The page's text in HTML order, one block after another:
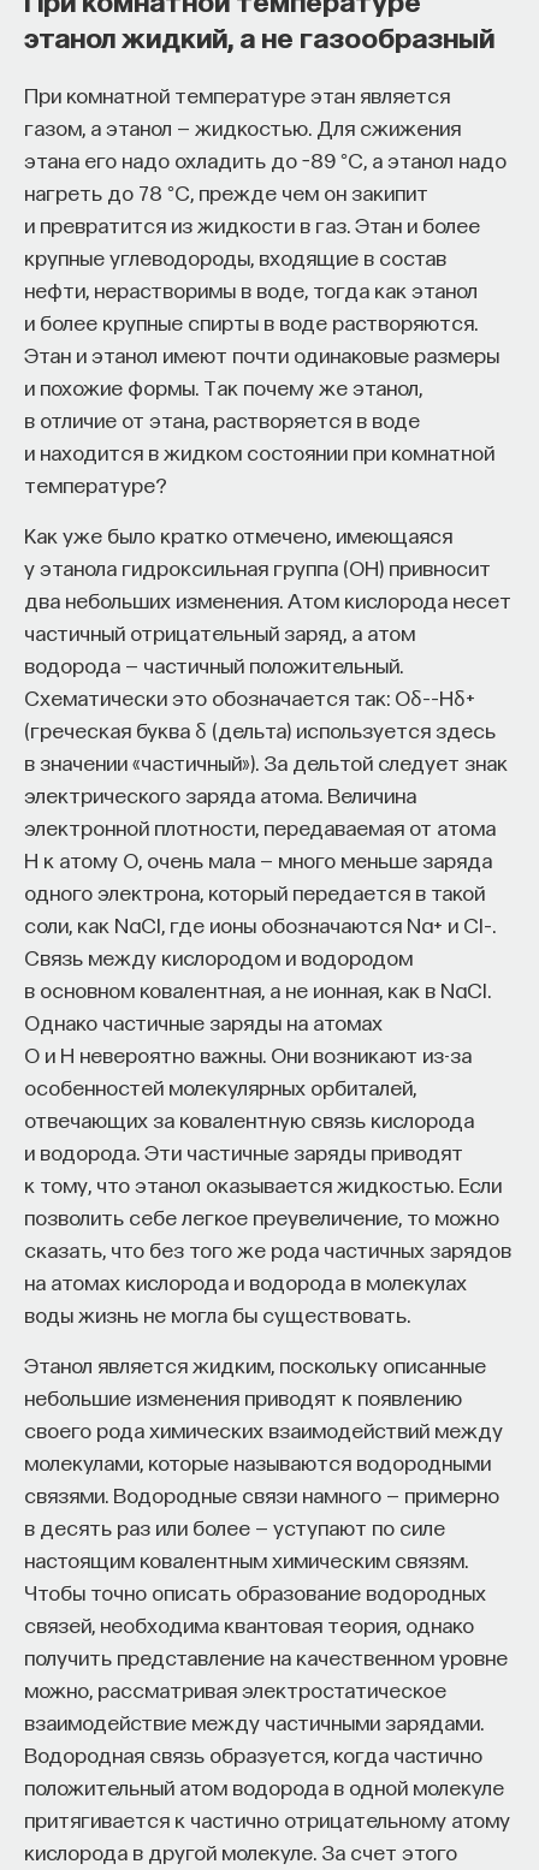
этанол жидкий, а не газообразный
При комнатной температуре этан является
газом, а этанол — жидкостью. Для сжижения
этана его надо охладить до −89 °C, а этанол надо
нагреть до 78 °C, прежде чем он закипит
и превратится из жидкости в газ. Этан и более
крупные углеводороды, входящие в состав
нефти, нерастворимы в воде, тогда как этанол
и более крупные спирты в воде растворяются.
Этан и этанол имеют почти одинаковые размеры
и похожие формы. Так почему же этанол,
в отличие от этана, растворяется в воде
и находится в жидком состоянии при комнатной
температуре?
Как уже было кратко отмечено, имеющаяся
у этанола гидроксильная группа (OH) привносит
два небольших изменения. Атом кислорода несет
частичный отрицательный заряд, а атом
водорода — частичный положительный.
Схематически это обозначается так: Oδ––Hδ+
(греческая буква δ (дельта) используется здесь
в значении «частичный»). За дельтой следует знак
электрического заряда атома. Величина
электронной плотности, передаваемая от атома
H к атому O, очень мала — много меньше заряда
одного электрона, который передается в такой
соли, как NaCl, где ионы обозначаются Na+ и Cl–.
Связь между кислородом и водородом
в основном ковалентная, а не ионная, как в NaCl.
Однако частичные заряды на атомах
O и H невероятно важны. Они возникают из-за
особенностей молекулярных орбиталей,
отвечающих за ковалентную связь кислорода
и водорода. Эти частичные заряды приводят
к тому, что этанол оказывается жидкостью. Если
позволить себе легкое преувеличение, то можно
сказать, что без того же рода частичных зарядов
на атомах кислорода и водорода в молекулах
воды жизнь не могла бы существовать.
Этанол является жидким, поскольку описанные
небольшие изменения приводят к появлению
своего рода химических взаимодействий между
молекулами, которые называются водородными
связями. Водородные связи намного — примерно
в десять раз или более — уступают по силе
настоящим ковалентным химическим связям.
Чтобы точно описать образование водородных
связей, необходима квантовая теория, однако
получить представление на качественном уровне
можно, рассматривая электростатическое
взаимодействие между частичными зарядами.
Водородная связь образуется, когда частично
положительный атом водорода в одной молекуле
притягивается к частично отрицательному атому
кислорода в другой молекуле. За счет этого